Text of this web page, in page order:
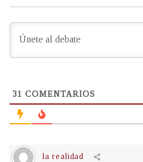
31 COMENTARIOS
la realidad